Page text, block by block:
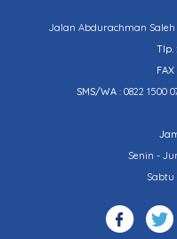
Jalan Abdurachman Saleh
Tlp.:
FAX
SMS/WA: 0822 1500
Senin -
Sabtu